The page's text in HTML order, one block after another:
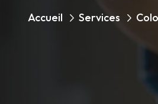
Accueil Services